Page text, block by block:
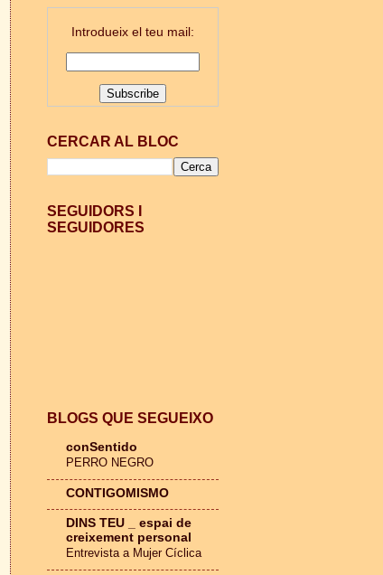
Introdueix el teu mail:
CERCAR AL BLOC
SEGUIDORS I
SEGUIDORES
BLOGS QUE SEGUEIXO
conSentido
PERRO NEGRO
CONTIGOMISMO
DINS TEU _ espai de
creixement personal
Entrevista a Mujer Cíclica